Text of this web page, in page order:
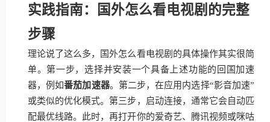
实践指南：国外怎么看电视剧的完整
步骤
理论说了这么多，国外怎么看电视剧的具体操作其实很简
单。第一步，选择并安装一个具备上述功能的回国加速
器，例如番茄加速器。第二步，在应用内选择“影音加速”
或类似的优化模式。第三步，启动连接，通常它会自动匹
配最优线路。此时，再打开你的爱奇艺、腾讯视频或咪咕